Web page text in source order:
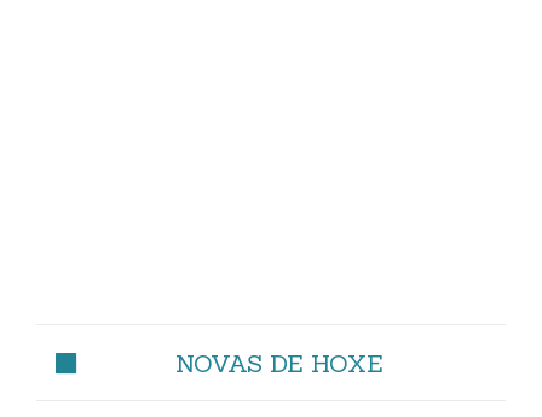
NOVAS DE HOXE